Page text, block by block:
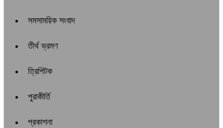
সমসাময়িক সংবাদ
তীর্থ ভ্রমণ
ত্রিপিটক
পুরাকীর্তি
প্রকাশনা